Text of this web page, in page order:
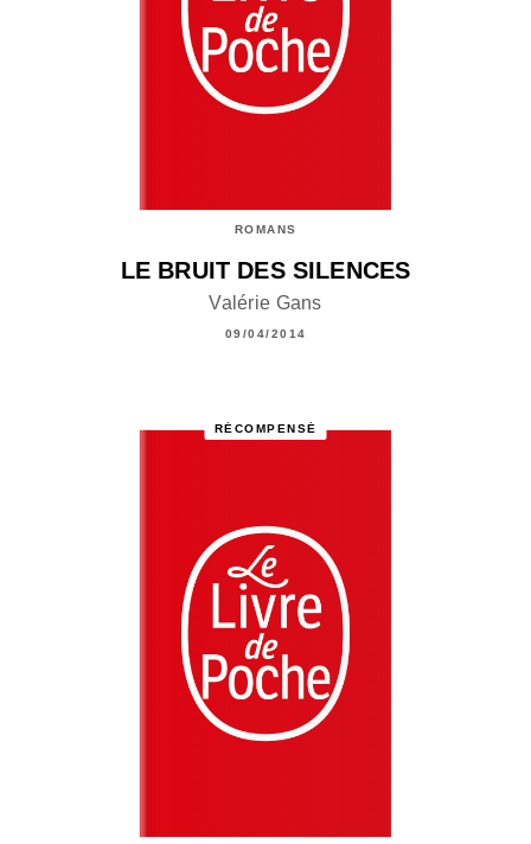
ROMANS
LE BRUIT DES SILENCES
Valérie Gans
09/04/2014
RÉCOMPENSÉ